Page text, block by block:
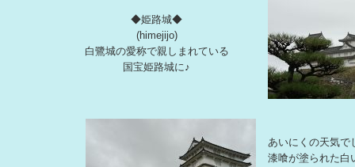
◆姫路城◆
(himejijo)
白鷺城の愛称で親しまれている
国宝姫路城に♪
あいにくの天気で
漆喰が塗られた白